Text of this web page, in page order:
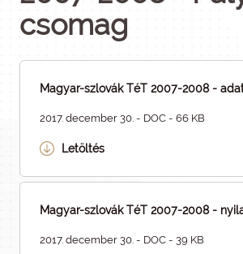
csomag
Magyar-szlovák TéT 2007-2008 -
2017. december 30. - DOC - 66 KB
Letöltés
Magyar-szlovák TéT 2007-2008 -
2017. december 30. - DOC - 39 KB